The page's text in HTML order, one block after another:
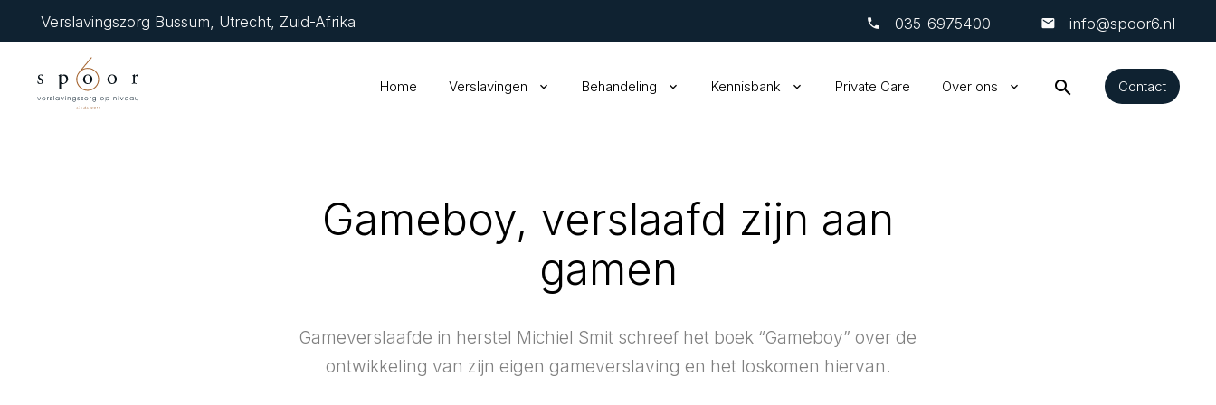
Verslavingszorg Bussum, Utrecht, Zuid-Afrika ‎035-6975400 info@spoor6.nl
Home Verslavingen Behandeling Kennisbank Private Care Over ons search Contact
Gameboy, verslaafd zijn aan
gamen
Gameverslaafde in herstel Michiel Smit schreef het boek “Gameboy” over de
ontwikkeling van zijn eigen gameverslaving en het loskomen hiervan.